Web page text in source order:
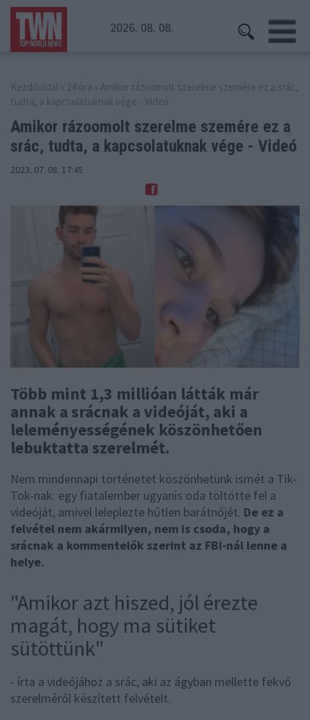
2026. 08. 08.
Kezdőoldal » 24 óra » Amikor rázoomolt szerelme szemére ez a srác,
tudta, a kapcsolatuknak vége - Videó
Amikor rázoomolt szerelme szemére ez a
srác, tudta, a kapcsolatuknak vége - Videó
2023. 07. 08. 17:45
Több mint 1,3 millióan látták már
annak a srácnak a videóját, aki a
leleményességének köszönhetően
lebuktatta szerelmét.
Nem mindennapi történetet köszönhetünk ismét a Tik-
Tok-nak: egy fiatalember ugyanis oda töltötte fel a
videóját, amivel leleplezte hűtlen barátnőjét. De ez a
felvétel nem akármilyen, nem is csoda, hogy a
srácnak a kommentelők szerint az FBI-nál lenne a
helye.
"Amikor azt hiszed, jól érezte
magát, hogy ma sütiket
sütöttünk"
- írta a videójához a srác, aki az ágyban mellette fekvő
szerelméről készített felvételt.